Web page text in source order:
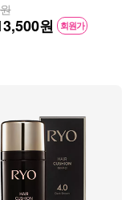
원 회원가